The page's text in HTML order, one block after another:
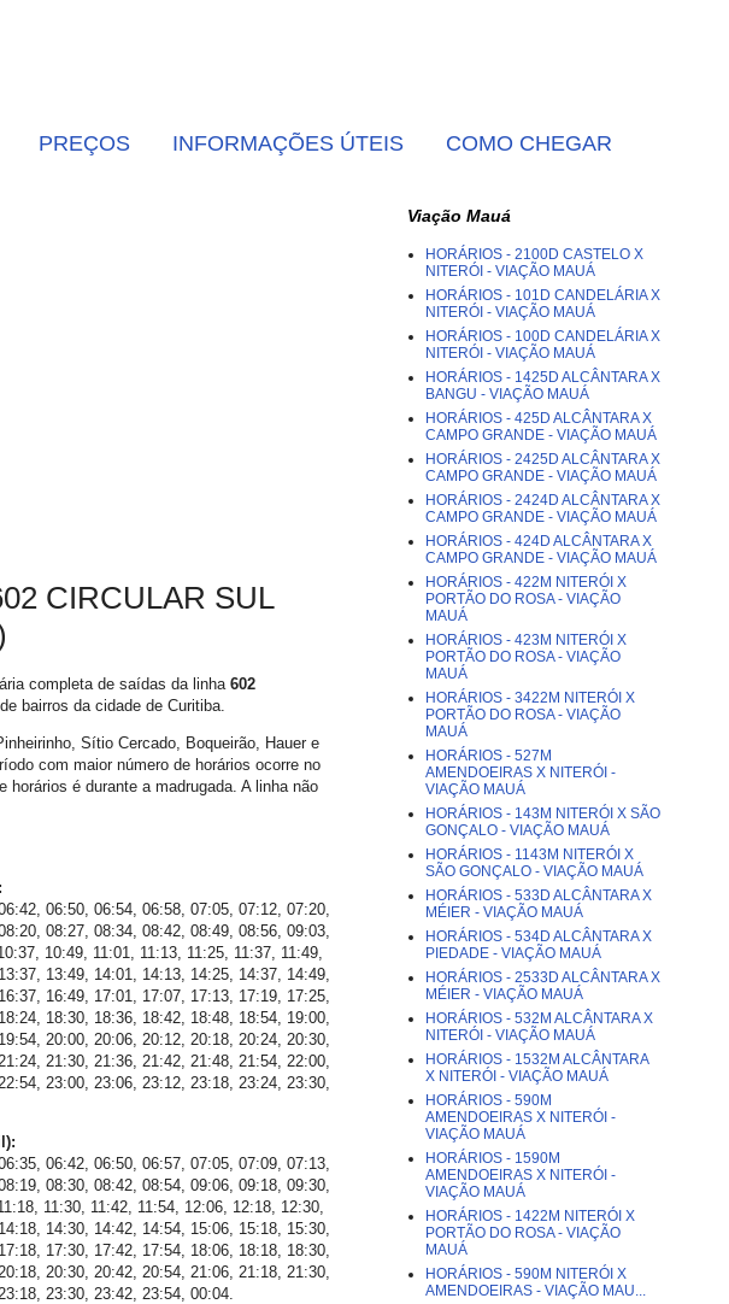
PREÇOS INFORMAÇÕES ÚTEIS COMO CHEGAR
CIRCULAR SUL
completa de saídas da linha 602
bairros da cidade de Curitiba.
Sítio Cercado, Boqueirão, Hauer e
com maior número de horários ocorre no
é durante a madrugada. A linha não
06:50, 06:54, 06:58, 07:05, 07:12, 07:20,
08:27, 08:34, 08:42, 08:49, 08:56, 09:03,
10:49, 11:01, 11:13, 11:25, 11:37, 11:49,
13:49, 14:01, 14:13, 14:25, 14:37, 14:49,
16:49, 17:01, 17:07, 17:13, 17:19, 17:25,
18:30, 18:36, 18:42, 18:48, 18:54, 19:00,
20:00, 20:06, 20:12, 20:18, 20:24, 20:30,
21:30, 21:36, 21:42, 21:48, 21:54, 22:00,
23:00, 23:06, 23:12, 23:18, 23:24, 23:30,
06:42, 06:50, 06:57, 07:05, 07:09, 07:13,
08:30, 08:42, 08:54, 09:06, 09:18, 09:30,
11:30, 11:42, 11:54, 12:06, 12:18, 12:30,
14:30, 14:42, 14:54, 15:06, 15:18, 15:30,
17:30, 17:42, 17:54, 18:06, 18:18, 18:30,
20:30, 20:42, 20:54, 21:06, 21:18, 21:30,
23:30, 23:42, 23:54, 00:04.
Viação Mauá
HORÁRIOS - 2100D CASTELO X
NITERÓI - VIAÇÃO MAUÁ
HORÁRIOS - 101D CANDELÁRIA X
NITERÓI - VIAÇÃO MAUÁ
HORÁRIOS - 100D CANDELÁRIA X
NITERÓI - VIAÇÃO MAUÁ
HORÁRIOS - 1425D ALCÂNTARA X
BANGU - VIAÇÃO MAUÁ
HORÁRIOS - 425D ALCÂNTARA X
CAMPO GRANDE - VIAÇÃO MAUÁ
HORÁRIOS - 2425D ALCÂNTARA X
CAMPO GRANDE - VIAÇÃO MAUÁ
HORÁRIOS - 2424D ALCÂNTARA X
CAMPO GRANDE - VIAÇÃO MAUÁ
HORÁRIOS - 424D ALCÂNTARA X
CAMPO GRANDE - VIAÇÃO MAUÁ
HORÁRIOS - 422M NITERÓI X
PORTÃO DO ROSA - VIAÇÃO
MAUÁ
HORÁRIOS - 423M NITERÓI X
PORTÃO DO ROSA - VIAÇÃO
MAUÁ
HORÁRIOS - 3422M NITERÓI X
PORTÃO DO ROSA - VIAÇÃO
MAUÁ
HORÁRIOS - 527M
AMENDOEIRAS X NITERÓI -
VIAÇÃO MAUÁ
HORÁRIOS - 143M NITERÓI X SÃO
GONÇALO - VIAÇÃO MAUÁ
HORÁRIOS - 1143M NITERÓI X
SÃO GONÇALO - VIAÇÃO MAUÁ
HORÁRIOS - 533D ALCÂNTARA X
MÉIER - VIAÇÃO MAUÁ
HORÁRIOS - 534D ALCÂNTARA X
PIEDADE - VIAÇÃO MAUÁ
HORÁRIOS - 2533D ALCÂNTARA X
MÉIER - VIAÇÃO MAUÁ
HORÁRIOS - 532M ALCÂNTARA X
NITERÓI - VIAÇÃO MAUÁ
HORÁRIOS - 1532M ALCÂNTARA
X NITERÓI - VIAÇÃO MAUÁ
HORÁRIOS - 590M
AMENDOEIRAS X NITERÓI -
VIAÇÃO MAUÁ
HORÁRIOS - 1590M
AMENDOEIRAS X NITERÓI -
VIAÇÃO MAUÁ
HORÁRIOS - 1422M NITERÓI X
PORTÃO DO ROSA - VIAÇÃO
MAUÁ
HORÁRIOS - 590M NITERÓI X
AMENDOEIRAS - VIAÇÃO MAU...